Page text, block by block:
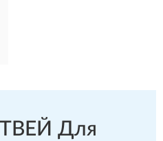
Для